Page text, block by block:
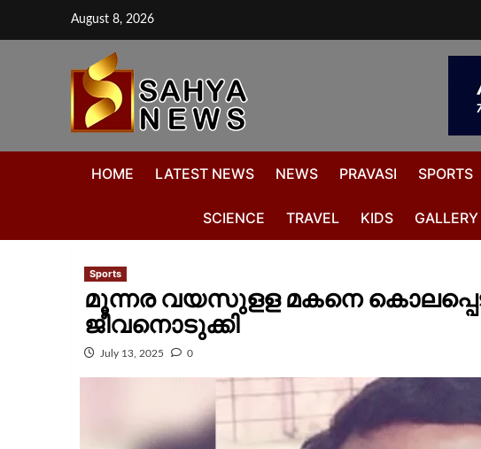
August 8, 2026
HOME LATEST NEWS NEWS PRAVASI SPORTS
SCIENCE TRAVEL KIDS GALLERY
Sports
മൂന്നര വയസുളള മകനെ
ജീവനൊടുക്കി
July 13, 2025 0